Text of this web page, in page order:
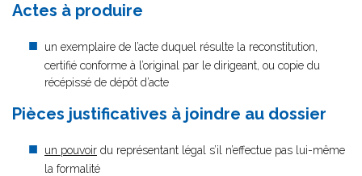
Actes à produire
un exemplaire de l’acte duquel résulte la reconstitution,
certifié conforme à l’original par le dirigeant, ou copie du
récépissé de dépôt d’acte
Pièces justificatives à joindre au dossier
un pouvoir du représentant légal s’il n’effectue pas lui-même
la formalité